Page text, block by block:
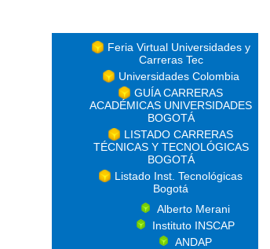
Feria Virtual Universidades y
Carreras Tec
Universidades Colombia
GUÍA CARRERAS
ACADÉMICAS UNIVERSIDADES
BOGOTÁ
LISTADO CARRERAS
TÉCNICAS Y TECNOLÓGICAS
BOGOTÁ
Listado Inst. Tecnológicas
Bogotá
Alberto Merani
Instituto INSCAP
ANDAP